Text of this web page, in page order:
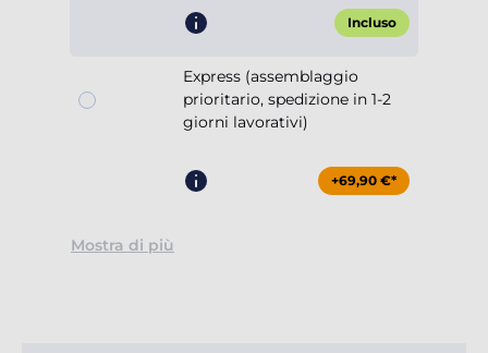
Incluso
Express (assemblaggio
prioritario, spedizione in 1-2
giorni lavorativi)
+69,90 €*
Mostra di più